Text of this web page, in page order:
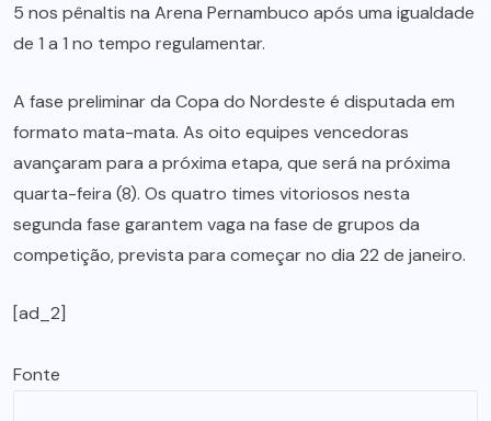
5 nos pênaltis na Arena Pernambuco após uma igualdade
de 1 a 1 no tempo regulamentar.
A fase preliminar da Copa do Nordeste é disputada em
formato mata-mata. As oito equipes vencedoras
avançaram para a próxima etapa, que será na próxima
quarta-feira (8). Os quatro times vitoriosos nesta
segunda fase garantem vaga na fase de grupos da
competição, prevista para começar no dia 22 de janeiro.
[ad_2]
Fonte